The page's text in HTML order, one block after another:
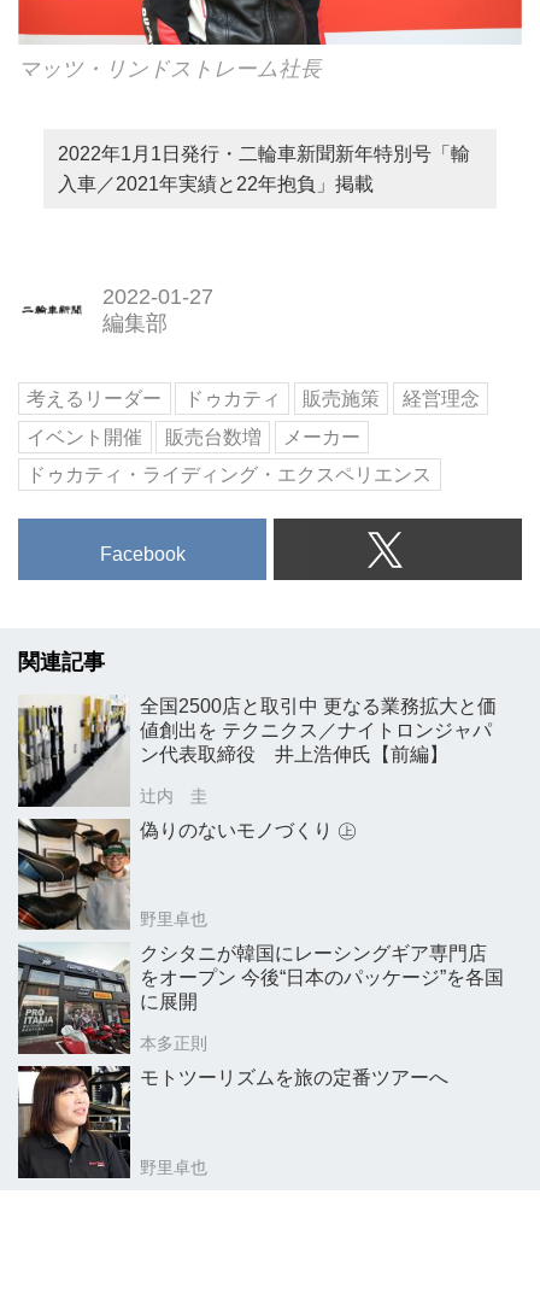
マッツ・リンドストレーム社長
2022年1月1日発行・二輪車新聞新年特別号「輸
入車／2021年実績と22年抱負」掲載
2022-01-27
編集部
考えるリーダー ドゥカティ 販売施策
経営理念
イベント開催
販売台数増
メーカー
ドゥカティ・ライディング・エクスペリエンス
Facebook
関連記事
全国2500店と取引中 更なる業務拡大と価
値創出を テクニクス／ナイトロンジャパ
ン代表取締役 井上浩伸氏【前編】
辻内 圭
偽りのないモノづくり ㊤
野里卓也
クシタニが韓国にレーシングギア専門店
をオープン 今後“日本のパッケージ”を各国
に展開
本多正則
モトツーリズムを旅の定番ツアーへ
野里卓也